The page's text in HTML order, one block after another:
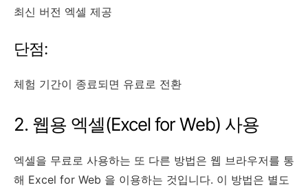
최신 버전 엑셀 제공
단점:
체험 기간이 종료되면 유료로 전환
2. 웹용 엑셀(Excel for Web) 사용
엑셀을 무료로 사용하는 또 다른 방법은 웹 브라우저를 통
해 Excel for Web 을 이용하는 것입니다. 이 방법은 별도